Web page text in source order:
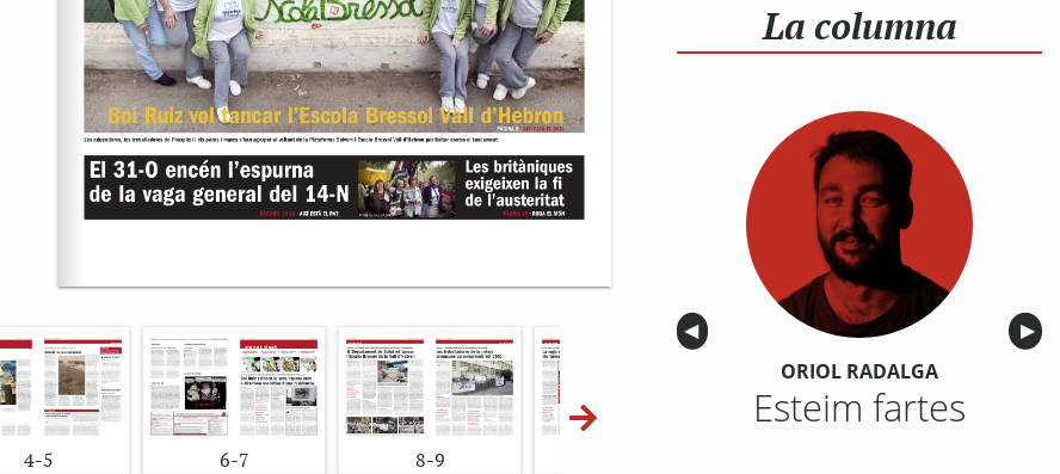
4-5 6-7 8-9
La columna
Anterior
◀︎ ▶︎
ORIOL RADALGA
Esteim fartes